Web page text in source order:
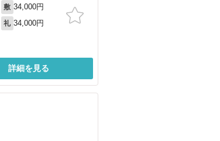
敷 34,000円
礼 34,000円
詳細を見る